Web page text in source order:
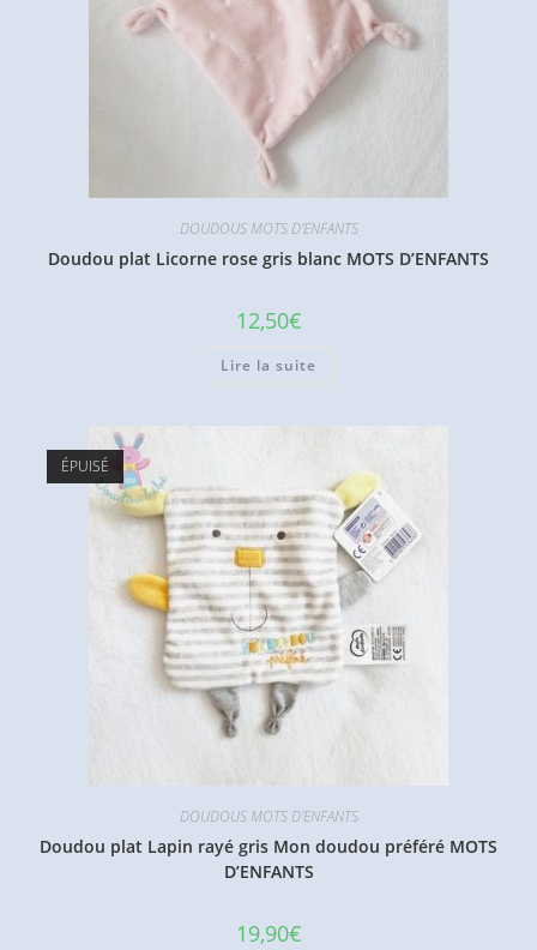
DOUDOUS MOTS D'ENFANTS
Doudou plat Licorne rose gris blanc MOTS D’ENFANTS
12,50€
Lire la suite
ÉPUISÉ
DOUDOUS MOTS D'ENFANTS
Doudou plat Lapin rayé gris Mon doudou préféré MOTS
D’ENFANTS
19,90€